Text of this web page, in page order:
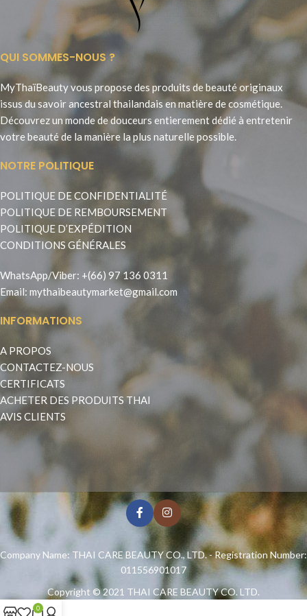
QUI SOMMES-NOUS ?
MyThaïBeauty vous propose des produits de beauté originaux
issus du savoir ancestral thailandais en matière de cosmétique.
Découvrez un monde de douceurs entierement dédié à entretenir
votre beauté de la manière la plus naturelle possible.
NOTRE POLITIQUE
POLITIQUE DE CONFIDENTIALITÉ
POLITIQUE DE REMBOURSEMENT
POLITIQUE D’EXPÉDITION
CONDITIONS GÉNÉRALES
WhatsApp/Viber: +(66) 97 136 0311
Email: mythaibeautymarket@gmail.com
INFORMATIONS
A PROPOS
CONTACTEZ-NOUS
CERTIFICATS
ACHETER DES PRODUITS THAI
AVIS CLIENTS
Company Name: THAI CARE BEAUTY CO., LTD. - Registration Number:
011556901017
Copyright © 2021 THAI CARE BEAUTY CO. LTD.
0